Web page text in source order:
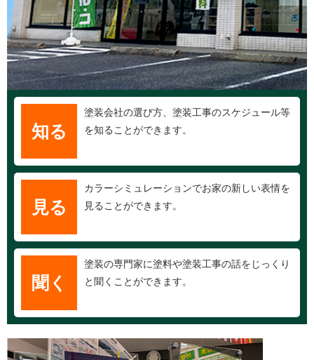
知る
塗装会社の選び方、塗装工事のスケジュール等
を知ることができます。
見る
カラーシミュレーションでお家の新しい表情を
見ることができます。
聞く
塗装の専門家に塗料や塗装工事の話をじっくり
と聞くことができます。